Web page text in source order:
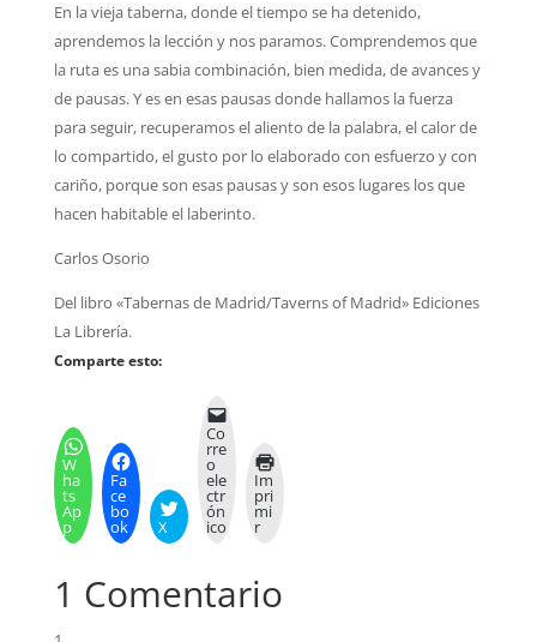
En la vieja taberna, donde el tiempo se ha detenido,
aprendemos la lección y nos paramos. Comprendemos que
la ruta es una sabia combinación, bien medida, de avances y
de pausas. Y es en esas pausas donde hallamos la fuerza
para seguir, recuperamos el aliento de la palabra, el calor de
lo compartido, el gusto por lo elaborado con esfuerzo y con
cariño, porque son esas pausas y son esos lugares los que
hacen habitable el laberinto.
Carlos Osorio
Del libro «Tabernas de Madrid/Taverns of Madrid» Ediciones
La Librería.
Comparte esto:
W
ha
ts
Ap
p
Fa
ce
bo
ok X
Co
rre
o
ele
ctr
ón
ico
Im
pri
mi
r
1 Comentario